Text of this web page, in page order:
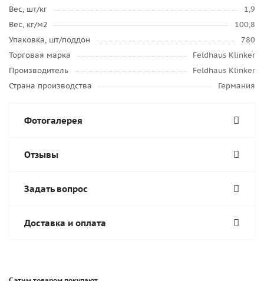
Вес, шт/кг
1,9
Вес, кг/м2
100,8
Упаковка, шт/поддон
780
Торговая марка
Feldhaus Klinker
Производитель
Feldhaus Klinker
Страна производства
Германия
Фотогалерея
Отзывы
Задать вопрос
Доставка и оплата